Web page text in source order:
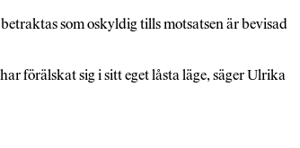
som oskyldig tills motsatsen är bevisad
förälskat sig i sitt eget låsta läge, säger Ulrika